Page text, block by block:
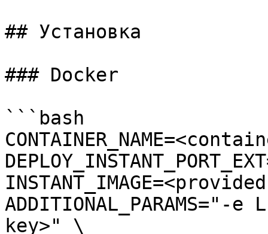
## Установка
### Docker
```bash
ADDITIONAL_PARAMS="-
key>" \